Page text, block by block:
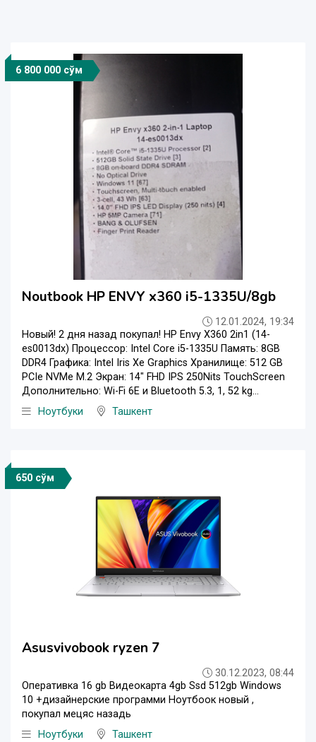
6 800 000 сўм
Noutbook HP ENVY x360 i5-1335U/8gb
12.01.2024, 19:34
Новый! 2 дня назад покупал! HP Envy X360 2in1 (14-
es0013dx) Процессор: Intel Core i5-1335U Память: 8GB
DDR4 Графика: Intel Iris Xe Graphics Хранилище: 512 GB
PCIe NVMe M.2 Экран: 14" FHD IPS 250Nits TouchScreen
Дополнительно: Wi-Fi 6E и Bluetooth 5.3, 1, 52 kg...
Ноутбуки
Ташкент
650 сўм
Asusvivobook ryzen 7
30.12.2023, 08:44
Оперативка 16 gb Видеокарта 4gb Ssd 512gb Windows
10 +дизайнерские программи Ноутбоок новый ,
покупал мецяс назадь
Ноутбуки
Ташкент